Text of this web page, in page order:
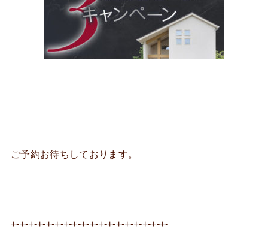
ご予約お待ちしております。
+-+-+-+-+-+-+-+-+-+-+-+-+-+-+-+-+-+-